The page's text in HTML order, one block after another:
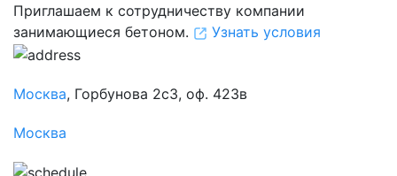
Приглашаем к сотрудничеству компании
занимающиеся бетоном.
Узнать условия
Москва, Горбунова 2с3, оф. 423в
Москва